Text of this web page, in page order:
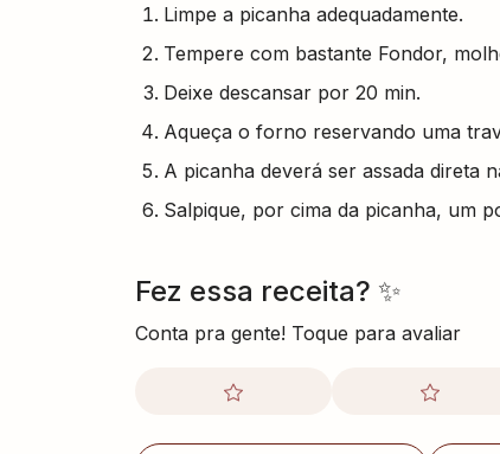
Limpe a picanha adequadamente.
Tempere com bastante Fondor,
Deixe descansar por 20 min.
Aqueça o forno reservando uma
A picanha deverá ser assada direta
Salpique, por cima da picanha, um
Fez essa receita? ✨
Conta pra gente! Toque para avaliar